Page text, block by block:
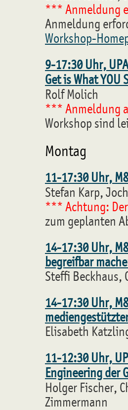
*** Anmeldung
Anmeldung
Workshop-
9-17:30 Uhr,
Get is What YOU
Rolf Molich
*** Anmeldung
Workshop sind
Montag
11-17:30 Uhr,
Stefan Karp,
*** Achtung:
zum geplanten
14-17:30 Uhr,
begreifbar
Steffi Beckhaus,
14-17:30 Uhr,
Elisabeth
11-12:30 Uhr,
Engineering der
Holger Fischer,
Zimmermann